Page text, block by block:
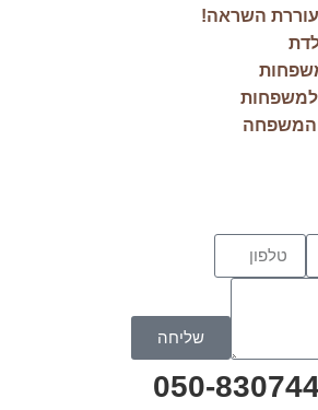
השראה!
למשפחות
המשפחה
שליחה
050-